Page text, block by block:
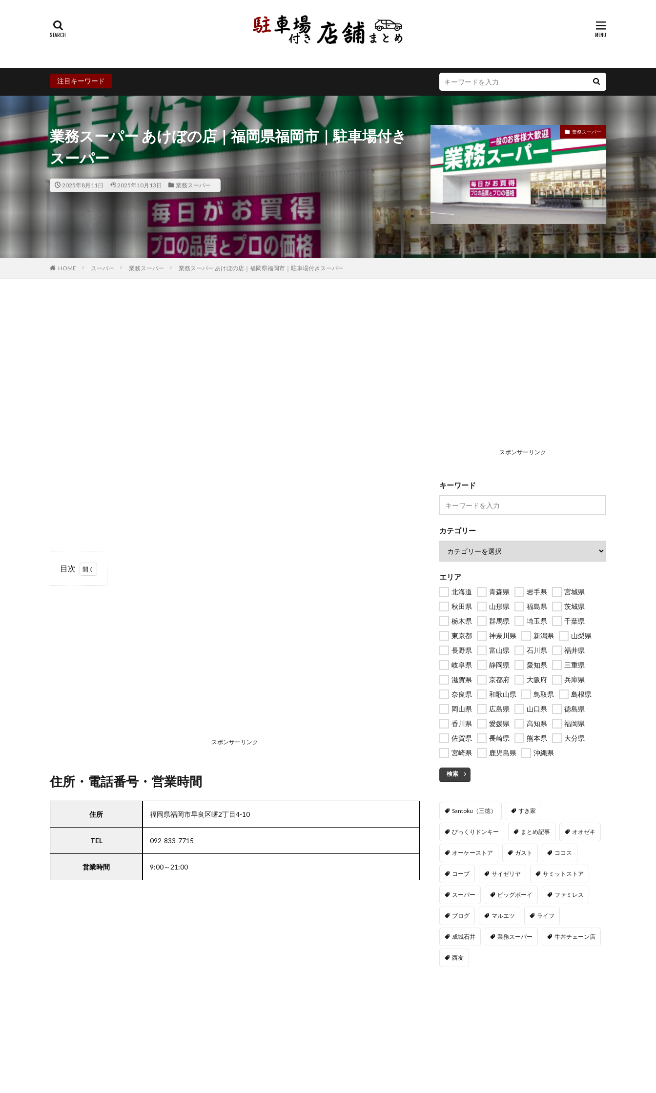
注目キーワード
業務スーパー あけぼの店｜福岡県福岡市｜駐車場付き
スーパー
2025年8月11日 2025年10月13日 業務スーパー
業務スーパー
HOME スーパー 業務スーパー 業務スーパー あけぼの店｜福岡県福岡市｜駐車場付きスーパー
目次
エリ
場付
スポンサーリンク
住所・電話番号・営業時間
住所 福岡県福岡市早良区曙2丁目4-10
TEL 092-833-7715
営業時間 9:00～21:00
スポンサーリンク
キーワード
カテゴリー
エリア
北海道 青森県 岩手県
宮城県
秋田県
山形県 福島県
茨城県
栃木県
群馬県 埼玉県
千葉県
東京都
神奈川県 新潟県
山梨県
長野県
富山県 石川県
福井県
岐阜県
静岡県 愛知県
三重県
滋賀県
京都府 大阪府
兵庫県
奈良県
和歌山県 鳥取県
島根県
岡山県
広島県 山口県
徳島県
香川県
愛媛県 高知県
福岡県
佐賀県
長崎県 熊本県
大分県
宮崎県
鹿児島県 沖縄県
検索
Santoku（三徳） すき家
びっくりドンキー まとめ記事 オオゼキ
オーケーストア ガスト ココス
コープ サイゼリヤ サミットストア
スーパー ビッグボーイ ファミレス
ブログ マルエツ ライフ
成城石井 業務スーパー 牛丼チェーン店
西友
岐阜県 静岡県 愛知県 三重県 滋賀県
鳥取県 島根県 岡山県 広島県
鹿児島県
沖縄県
検索